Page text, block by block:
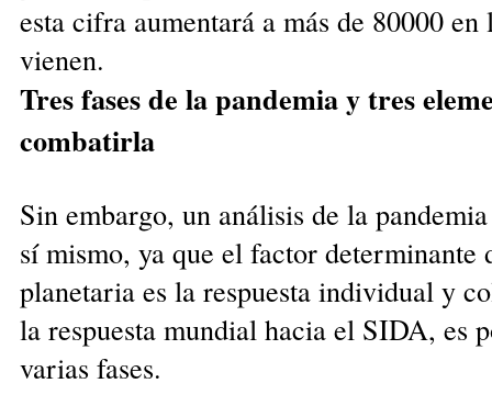
esta cifra aumentará a más de 80000
vienen.
Tres fases de la pandemia y tres
combatirla
Sin embargo, un análisis de la
sí mismo, ya que el factor determinante
planetaria es la respuesta individual y
la respuesta mundial hacia el SIDA, es
varias fases.